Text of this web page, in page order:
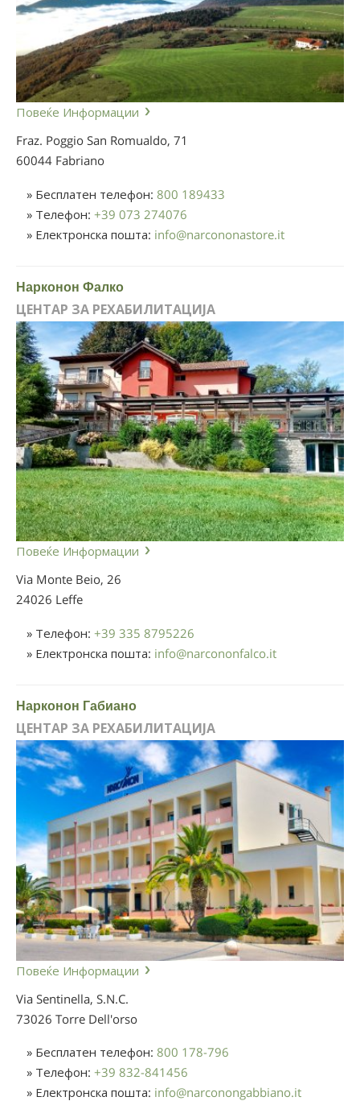
Повеќе Информации
Fraz. Poggio San Romualdo, 71
60044 Fabriano
» Бесплатен телефон: 800 189433
» Телефон: +39 073 274076
» Електронска пошта: info@narcononastore.it
Нарконон Фалко
ЦЕНТАР ЗА РЕХАБИЛИТАЦИЈА
Повеќе Информации
Via Monte Beio, 26
24026 Leffe
» Телефон: +39 335 8795226
» Електронска пошта: info@narcononfalco.it
Нарконон Габиано
ЦЕНТАР ЗА РЕХАБИЛИТАЦИЈА
Повеќе Информации
Via Sentinella, S.N.C.
73026 Torre Dell'orso
» Бесплатен телефон: 800 178-796
» Телефон: +39 832-841456
» Електронска пошта: info@narconongabbiano.it